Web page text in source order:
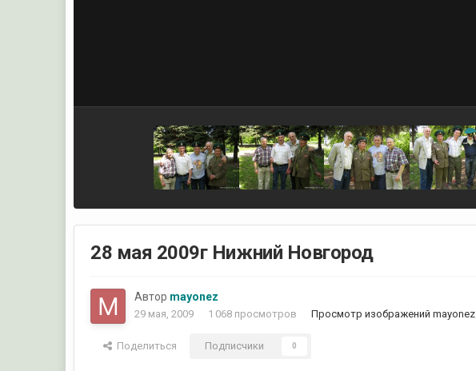
28 мая 2009г Нижний Новгород
Автор mayonez
29 мая, 2009 1 068 просмотров Просмотр изображений mayonez
Поделиться Подписчики 0